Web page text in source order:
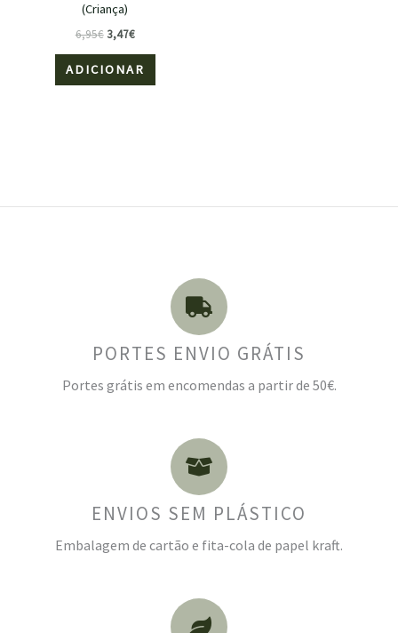
(Criança)
6,95€ 3,47€
ADICIONAR
PORTES ENVIO GRÁTIS
Portes grátis em encomendas a partir de 50€.
ENVIOS SEM PLÁSTICO
Embalagem de cartão e fita-cola de papel kraft.